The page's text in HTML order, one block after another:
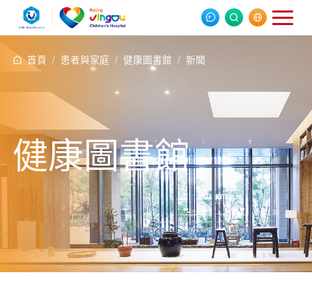
首頁 / 患者與家庭 / 健康圖書館 / 新聞
健康圖書館